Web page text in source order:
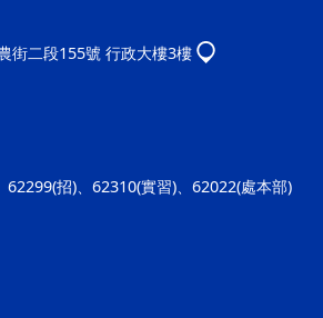
街二段155號 行政大樓3樓
62299(招)、62310(實習)、62022(處本部)